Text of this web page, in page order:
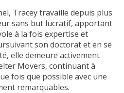
Tracey travaille depuis plus
sans but lucratif, apportant
à la fois expertise et
son doctorat et en se
elle demeure activement
Movers, continuant à
fois que possible avec une
remarquables.